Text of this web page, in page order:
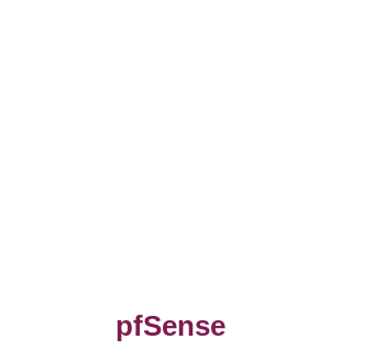
pfSense